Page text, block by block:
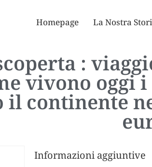
Homepage La Nostra
:
vivono
il continente
Informazioni aggiuntive